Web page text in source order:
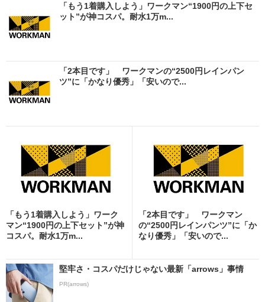
「もう1着購入しよう」ワークマン“1900円の上下セ
ット”が神コスパ。耐水1万m...
「2本目です」 ワークマンの“2500円レインパン
ツ”に「かなり優秀」「安いので...
「もう1着購入しよう」ワーク
マン“1900円の上下セット”が神
コスパ。耐水1万m...
「2本目です」 ワークマン
の“2500円レインパンツ”に「か
なり優秀」「安いので...
堅牢さ・コスパだけじゃない最新「arrows」事情
PR(arrows)